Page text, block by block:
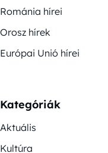
Románia hírei
Orosz hírek
Európai Unió hírei
Kategóriák
Aktuális
Kultúra